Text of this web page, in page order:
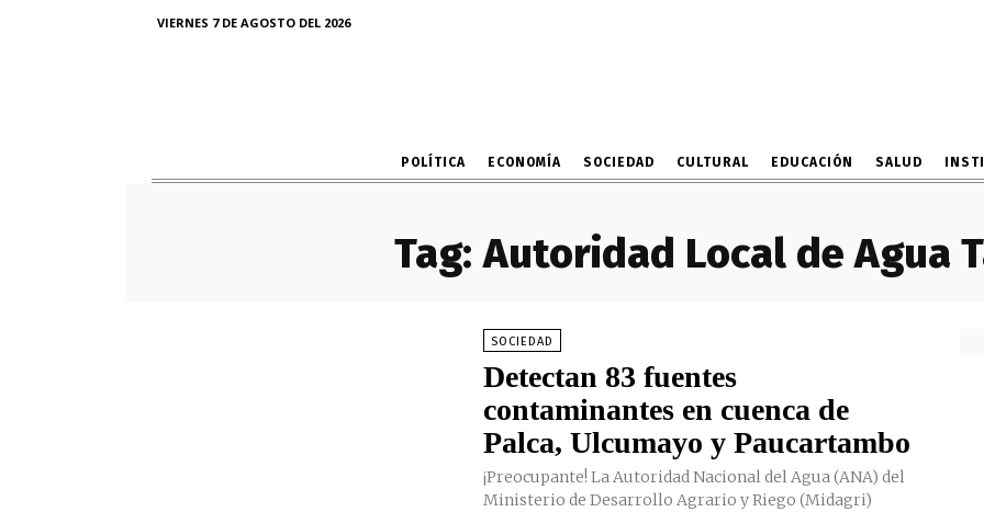
VIERNES 7 DE AGOSTO DEL 2026
POLÍTICA ECONOMÍA SOCIEDAD CULTURAL EDUCACIÓN SALUD
Tag: Autoridad Local de Agua
SOCIEDAD
Detectan 83 fuentes
contaminantes en cuenca de
Palca, Ulcumayo y Paucartambo
¡Preocupante! La Autoridad Nacional del Agua (ANA) del
Ministerio de Desarrollo Agrario y Riego (Midagri)